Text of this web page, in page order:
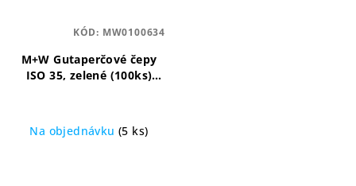
M+W Gutaperčové čepy
ISO 35, zelené (100ks)
Na objednávku(5 ks)
KÓD: MW0100634